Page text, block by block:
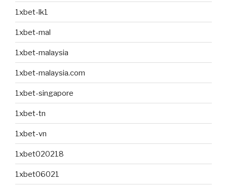
1xbet-lk1
1xbet-mal
1xbet-malaysia
1xbet-malaysia.com
1xbet-singapore
1xbet-tn
1xbet-vn
1xbet020218
1xbet06021